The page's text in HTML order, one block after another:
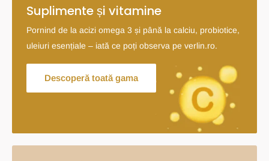
Suplimente și vitamine
Pornind de la acizi omega 3 și până la calciu, probiotice,
uleiuri esențiale – iată ce poți observa pe verlin.ro.
Descoperă toată gama